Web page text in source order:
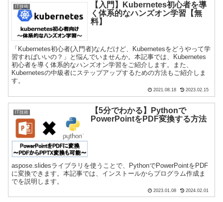
IT技術
【入門】Kubernetes初心者を導
く体系的なハンズオン学習【無
料】
「Kubernetes初心者(入門者)なんだけど、Kubernetesをどうやって学
習すればいいの？」と悩んでいませんか。本記事では、Kubernetes
初心者を導く体系的なハンズオン学習をご紹介します。また、
Kubernetesの中級者にステップアップするための方法もご紹介しま
す。
2021.08.18 2023.02.15
IT技術
【5分でわかる】Pythonで
PowerPointをPDF変換する方法
aspose.slidesライブラリを使うことで、PythonでPowerPointをPDF
に変換できます。本記事では、インストールからプログラム作成ま
でを説明します。
2023.01.08 2024.02.01